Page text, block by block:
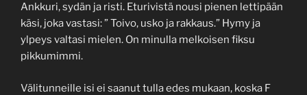
Ankkuri, sydän ja risti. Eturivistä nousi pienen lettipään
käsi, joka vastasi: ” Toivo, usko ja rakkaus.” Hymy ja
ylpeys valtasi mielen. On minulla melkoisen fiksu
pikkumimmi.
Välitunneille isi ei saanut tulla edes mukaan, koska F